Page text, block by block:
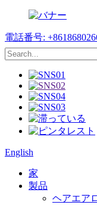
電話番号:
English
家
製品
ヘアエア